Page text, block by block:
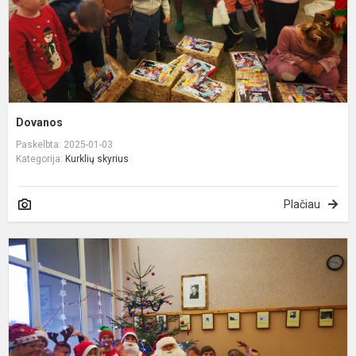
Dovanos
Paskelbta: 2025-01-03
Kategorija: Kurklių skyrius
Plačiau